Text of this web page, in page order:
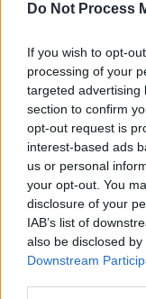
Do Not Process
If you wish to opt-
processing of your
targeted advertising
section to confirm
opt-out request is
interest-based ads
us or personal
your opt-out. You
disclosure of your
IAB’s list of
also be disclosed
Downstream
εκκενώσεις
έως και τα31
επιφάνεια της
ΔΙΑΒΑΣΤΕ
Κόσμος|
σύμφωνα με